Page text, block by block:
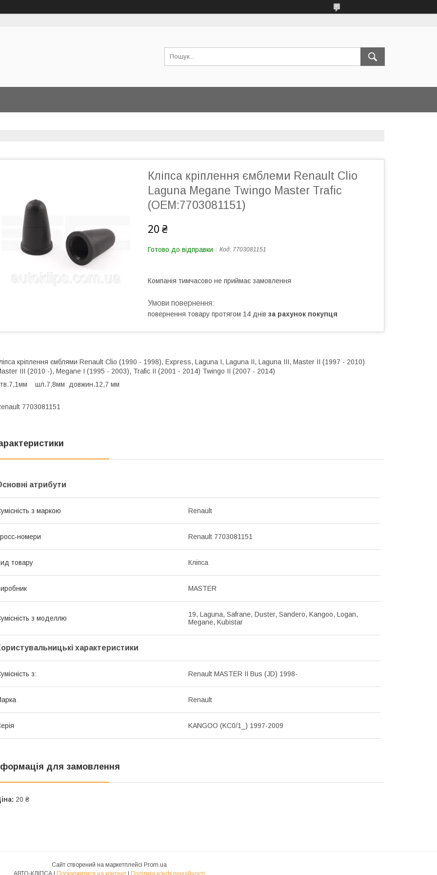
Кліпса кріплення ємблеми Renault Clio
Laguna Megane Twingo Master Trafic
(OEM:7703081151)
20 ₴
Готово до відправки Код: 7703081151
Компанія тимчасово не приймає замовлення
повернення товару протягом 14 днів за рахунок покупця
кріплення ємблями Renault Clio (1990 - 1998), Express, Laguna I, Laguna II, Laguna III, Master II (1997 - 2010)
III (2010 -), Megane I (1995 - 2003), Trafic II (2001 - 2014) Twingo II (2007 - 2014)
шл.7,8мм довжин.12,7 мм
7703081151
атрибути
з маркою Renault
номери Renault 7703081151
товару Кліпса
MASTER
з моделлю
19, Laguna, Safrane, Duster, Sandero, Kangoo, Logan,
Megane, Kubistar
характеристики
з: Renault MASTER II Bus (JD) 1998-
Renault
KANGOO (KC0/1_) 1997-2009
для замовлення
20 ₴
Сайт створений на маркетплейсі Prom.ua